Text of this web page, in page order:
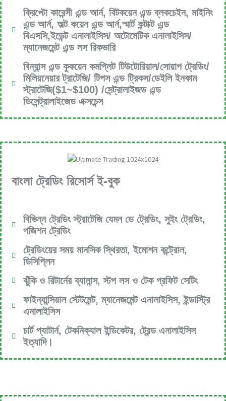
ক্রিপ্টো কারেন্সী এন্ড আর্ন, বিটকয়েন এন্ড ব্লকচেইন, মাইনিং
এন্ড আর্ন, অল্ট কয়েন এন্ড আর্ন,স্মার্ট কন্টাক্ট এন্ড
বিএসসি,ইভেন্ট এনালাইসিস/ অটোমেটিক এনালাইসিস/
ম্যানেজমেন্ট এন্ড লস রিকভারি
বিন্যান্স এন্ড কুকয়েন কমপ্লিট টিউটোরিয়াল/সোয়াপ ট্রেডিং/
মিলিয়নেয়ার ট্রাটেজি/ টিপস এন্ড ট্রিকস/ডেইলি ইনকাম
স্ট্রাটেজি($1~$100) /সেন্ট্রালাইজড এন্ড
ডিসেন্ট্রালাইজেড এক্সচেন্স
বাংলা ট্রেডিং রিসোর্স ই-বুক
বিভিন্ন ট্রেডিং স্ট্রাটেজি যেমন ডে ট্রেডিং, সুইং ট্রেডিং,
পজিশন ট্রেডিং
ট্রেডিংয়ের সময় মানসিক স্থিরতা, ইমোশন কন্ট্রোল,
ডিসিপ্লিন
ঝুঁকি ও রিটার্নের ব্যালান্স, স্টপ লস ও টেক প্রফিট সেটিং
ফাইন্যান্সিয়াল স্টেটমেন্ট, ম্যানেজমেন্ট এনালাইসিস, ইন্ডাস্ট্রি
এনালাইসিস
চার্ট প্যাটার্ন, টেকনিক্যাল ইন্ডিকেটর, ট্রেন্ড এনালাইসিস
ইত্যাদি।